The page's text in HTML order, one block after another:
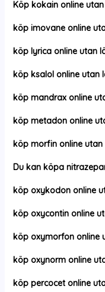
Köp kokain online
köp imovane online
köp lyrica online utan
köp ksalol online utan
köp mandrax online
köp metadon online
köp morfin online utan
Du kan köpa
köp oxykodon online
köp oxycontin online
köp oxymorfon online
köp oxynorm online
köp percocet online